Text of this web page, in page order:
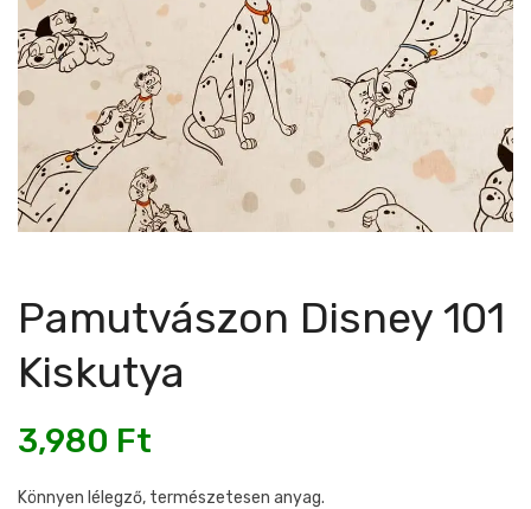
Pamutvászon Disney 101
Kiskutya
3,980 Ft
Könnyen lélegző, természetesen anyag.